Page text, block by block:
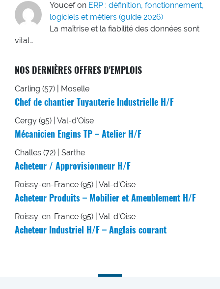
Youcef on ERP : définition, fonctionnement,
logiciels et métiers (guide 2026)
La maîtrise et la fiabilité des données sont
vital…
NOS DERNIÈRES OFFRES D'EMPLOIS
Carling (57) | Moselle
Chef de chantier Tuyauterie Industrielle H/F
Cergy (95) | Val-d'Oise
Mécanicien Engins TP – Atelier H/F
Challes (72) | Sarthe
Acheteur / Approvisionneur H/F
Roissy-en-France (95) | Val-d'Oise
Acheteur Produits – Mobilier et Ameublement H/F
Roissy-en-France (95) | Val-d'Oise
Acheteur Industriel H/F – Anglais courant